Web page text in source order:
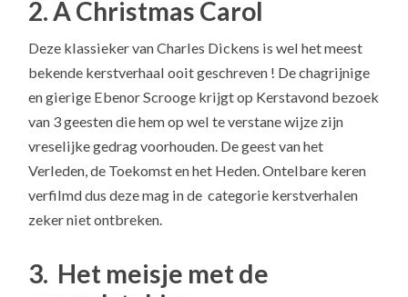
2. A Christmas Carol
Deze klassieker van Charles Dickens is wel het meest
bekende kerstverhaal ooit geschreven ! De chagrijnige
en gierige Ebenor Scrooge krijgt op Kerstavond bezoek
van 3 geesten die hem op wel te verstane wijze zijn
vreselijke gedrag voorhouden. De geest van het
Verleden, de Toekomst en het Heden. Ontelbare keren
verfilmd dus deze mag in de categorie kerstverhalen
zeker niet ontbreken.
3. Het meisje met de